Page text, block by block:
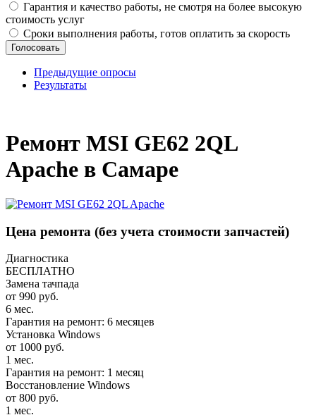
Гарантия и качество работы, не смотря на более высокую
стоимость услуг
Сроки выполнения работы, готов оплатить за скорость
Предыдущие опросы
Результаты
Ремонт MSI GE62 2QL
Apache в Самаре
Цена ремонта (без учета стоимости запчастей)
Диагностика
БЕСПЛАТНО
Замена тачпада
от 990 руб.
6 мес.
Гарантия на ремонт: 6 месяцев
Установка Windows
от 1000 руб.
1 мес.
Гарантия на ремонт: 1 месяц
Восстановление Windows
от 800 руб.
1 мес.